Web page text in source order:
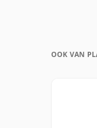
OOK VAN